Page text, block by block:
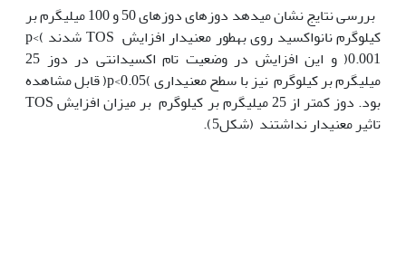
بررسی نتایج نشان می‫دهد دوزهای دوزهای 50 و 100 میلی‫گرم بر
کیلوگرم نانواکسید روی به‫طور معنی‫دار افزایش TOS شدند )p<
0.001( و این افزایش در وضعیت تام اکسیدانتی در دوز 25
میلی‫گرم بر کیلوگرم نیز با سطح معنی‫داری )p<0.05( قابل مشاهده
بود. دوز کمتر از 25 میلی‫گرم بر کیلوگرم بر میزان افزایش TOS
تاثیر معنی‫دار نداشتند (شکل5).